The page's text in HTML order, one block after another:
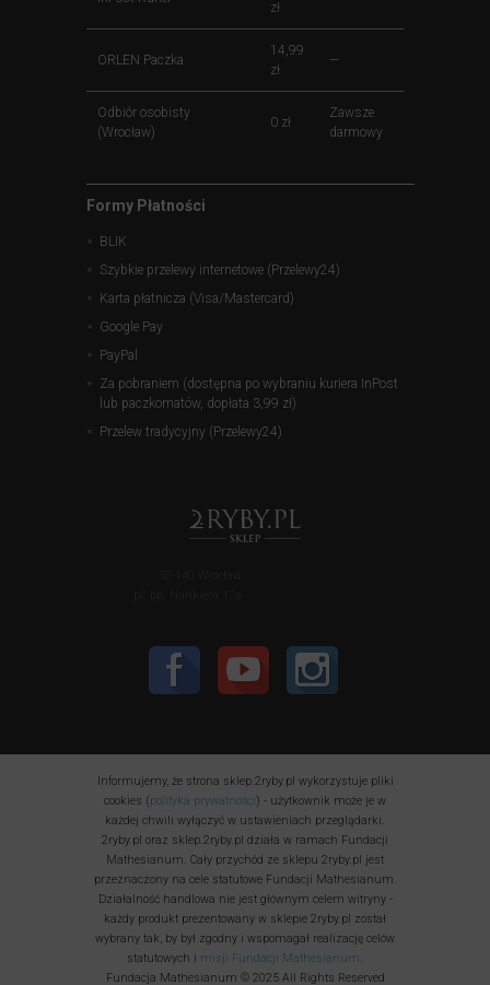
zł
ORLEN Paczka
14,99
zł
—
Odbiór osobisty
(Wrocław)
0 zł
Zawsze
darmowy
Formy Płatności
BLIK
Szybkie przelewy internetowe (Przelewy24)
Karta płatnicza (Visa/Mastercard)
Google Pay
PayPal
Za pobraniem (dostępna po wybraniu kuriera InPost
lub paczkomatów, dopłata 3,99 zł)
Przelew tradycyjny (Przelewy24)
Informujemy, że strona sklep.2ryby.pl wykorzystuje pliki
cookies (polityka prywatności) - użytkownik może je w
każdej chwili wyłączyć w ustawieniach przeglądarki.
2ryby.pl oraz sklep.2ryby.pl działa w ramach Fundacji
Mathesianum. Cały przychód ze sklepu 2ryby.pl jest
przeznaczony na cele statutowe Fundacji Mathesianum.
Działalność handlowa nie jest głównym celem witryny -
każdy produkt prezentowany w sklepie 2ryby.pl został
wybrany tak, by był zgodny i wspomagał realizację celów
statutowych i misji Fundacji Mathesianum.
Fundacja Mathesianum © 2025 All Rights Reserved